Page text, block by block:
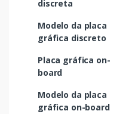
discreta
Modelo da placa
gráfica discreto
Placa gráfica on-
board
Modelo da placa
gráfica on-board